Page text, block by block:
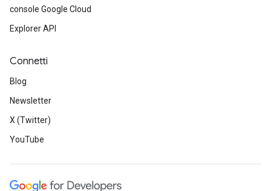
console Google Cloud
Explorer API
Connetti
Blog
Newsletter
X (Twitter)
YouTube